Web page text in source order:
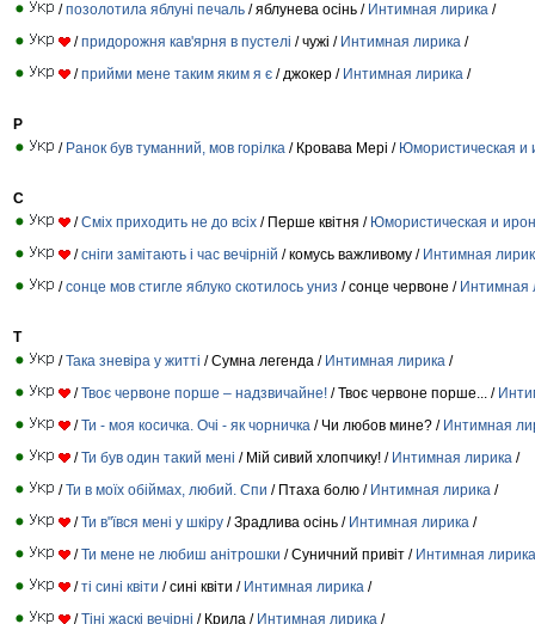
/позолотила яблуні печаль / яблунева осінь / Интимная лирика /
/придорожня кав'ярня в пустелі / чужі / Интимная лирика /
/прийми мене таким яким я є / джокер / Интимная лирика /
Р
/ Ранок був туманний, мов горілка / Кровава Мері / Юмористическая и
С
/Сміх приходить не до всіх / Перше квітня / Юмористическая и
/сніги замітають і час вечірній / комусь важливому / Интимная
/сонце мов стигле яблуко скотилось униз / сонце червоне / Интимная
Т
/Така зневіра у житті / Сумна легенда / Интимная лирика /
/Твоє червоне порше – надзвичайне! / Твоє червоне порше... /
/Ти - моя косичка. Очі - як чорничка / Чи любов мине? / Интимная
/Ти був один такий мені / Мій сивий хлопчику! / Интимная лирика /
/Ти в моїх обіймах, любий. Спи / Птаха болю / Интимная лирика /
/Ти в"ївся мені у шкіру / Зрадлива осінь / Интимная лирика /
/Ти мене не любиш анітрошки / Суничний привіт / Интимная лирика
/ті сині квіти / сині квіти / Интимная лирика /
/Тіні жаскі вечірні / Крила / Интимная лирика /